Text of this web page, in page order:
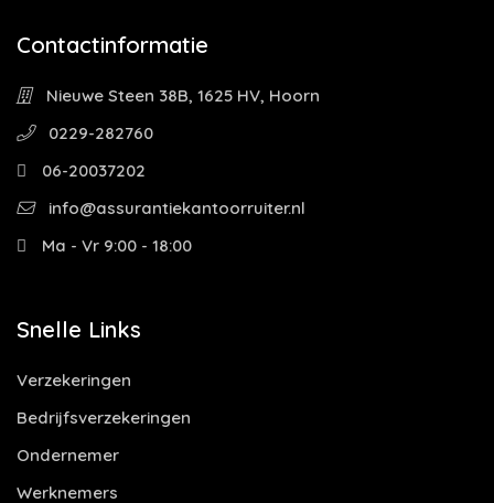
Contactinformatie
Nieuwe Steen 38B, 1625 HV, Hoorn
0229-282760
06-20037202
info@assurantiekantoorruiter.nl
Ma - Vr 9:00 - 18:00
Snelle Links
Verzekeringen
Bedrijfsverzekeringen
Ondernemer
Werknemers